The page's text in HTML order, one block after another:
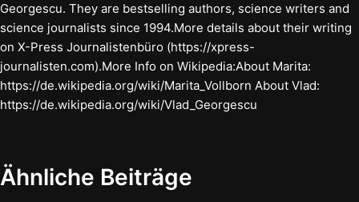
Georgescu. They are bestselling authors, science writers and
science journalists since 1994.More details about their writing
on X-Press Journalistenbüro (https://xpress-
journalisten.com).More Info on Wikipedia:About Marita:
https://de.wikipedia.org/wiki/Marita_Vollborn About Vlad:
https://de.wikipedia.org/wiki/Vlad_Georgescu
Ähnliche Beiträge